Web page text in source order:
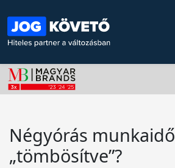
Négyórás munkaidő
„tömbösítve”?